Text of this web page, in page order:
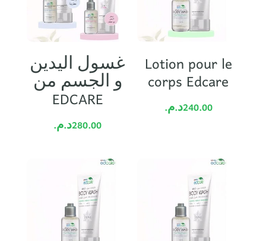
غسول اليدين
و الجسم من
EDCARE
280.00د.م.
Lotion pour le
corps Edcare
240.00د.م.